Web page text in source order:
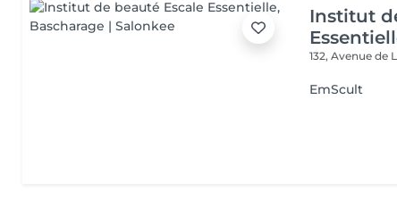
Institut
132, Avenue de
EmScult